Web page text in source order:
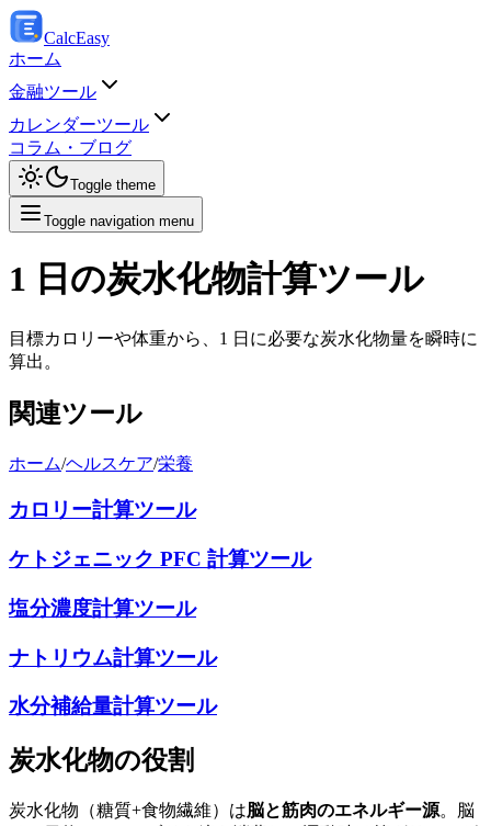
CalcEasy
ホーム
金融ツール
カレンダーツール
コラム・ブログ
Toggle theme
Toggle navigation menu
1 日の炭水化物計算ツール
目標カロリーや体重から、1 日に必要な炭水化物量を瞬時に
算出。
関連ツール
ホーム/ヘルスケア/栄養
カロリー計算ツール
ケトジェニック PFC 計算ツール
塩分濃度計算ツール
ナトリウム計算ツール
水分補給量計算ツール
炭水化物の役割
炭水化物（糖質+食物繊維）は脳と筋肉のエネルギー源。脳